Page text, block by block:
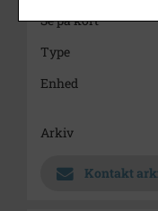
Se på kort
Type
Enhed
Arkiv
Kontakt